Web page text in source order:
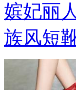
嫔妃丽
族风短